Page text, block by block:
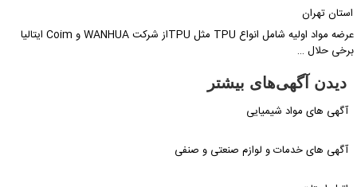
تهران
عرضه مواد اولیه شامل انواع TPU مثل TPUاز شرکت WANHUA و Coim ایتالیا
حلال …
دیدن آگهی‌های بیشتر
آگهی های مواد شیمیایی
آگهی های خدمات و لوازم صنعتی و صنفی